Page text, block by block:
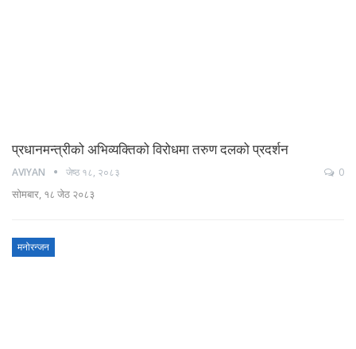
प्रधानमन्त्रीको अभिव्यक्तिको विरोधमा तरुण दलको प्रदर्शन
AVIYAN जेष्ठ १८, २०८३ 0
सोमबार, १८ जेठ २०८३
मनोरन्जन